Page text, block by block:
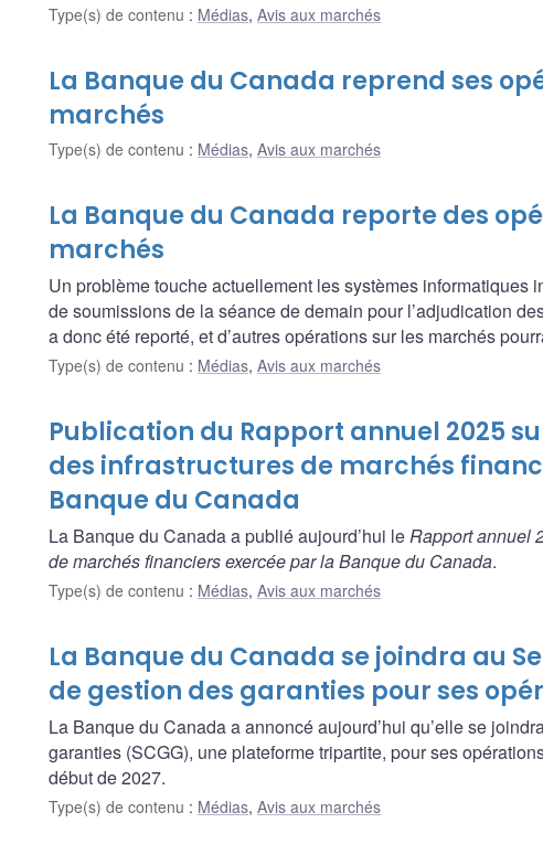
Type(s) de contenu : Médias, Avis aux marchés
La Banque du Canada reprend ses
marchés
Type(s) de contenu : Médias, Avis aux marchés
La Banque du Canada reporte des
marchés
Un problème touche actuellement les systèmes informatiques
de soumissions de la séance de demain pour l’adjudication
a donc été reporté, et d’autres opérations sur les marchés
Type(s) de contenu : Médias, Avis aux marchés
Publication du Rapport annuel 2025
des infrastructures de marchés
Banque du Canada
La Banque du Canada a publié aujourd’hui leRapport annuel
de marchés financiers exercée par la Banque du Canada.
Type(s) de contenu : Médias, Avis aux marchés
La Banque du Canada se joindra au
de gestion des garanties pour ses
La Banque du Canada a annoncé aujourd’hui qu’elle se
garanties (SCGG), une plateforme tripartite, pour ses
début de 2027.
Type(s) de contenu : Médias, Avis aux marchés